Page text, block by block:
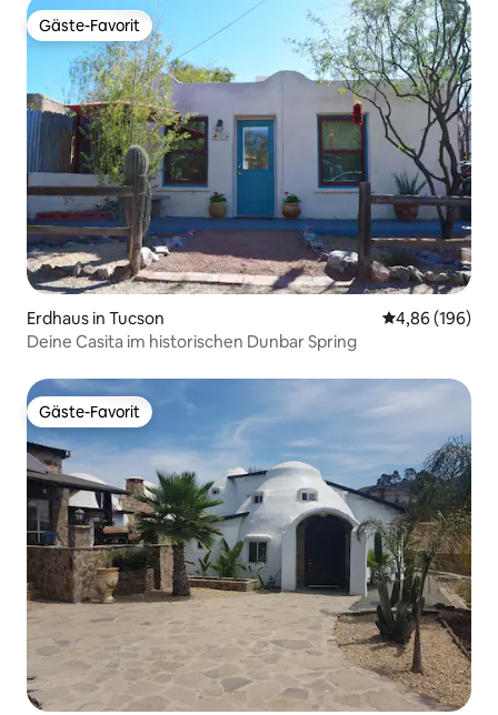
Gäste-Favorit
Gäste-Favorit
Erdhaus in Tucson
4,86 (196)
Deine Casita im historischen Dunbar Spring
Gäste-Favorit
Gäste-Favorit